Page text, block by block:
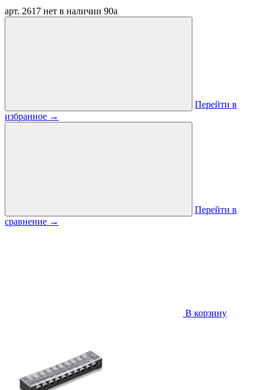
арт. 2617 нет в наличии 90a
Перейти в
избранное →
Перейти в
сравнение →
В корзину